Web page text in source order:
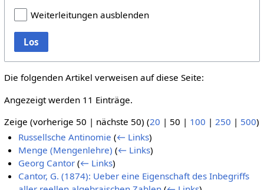
Weiterleitungen ausblenden
Los
Die folgenden Artikel verweisen auf diese Seite:
Angezeigt werden 11 Einträge.
Zeige (vorherige 50 | nächste 50) (20 | 50 | 100 | 250 | 500)
Russellsche Antinomie (← Links)
Menge (Mengenlehre) (← Links)
Georg Cantor (← Links)
Cantor, G. (1874): Ueber eine Eigenschaft des Inbegriffs